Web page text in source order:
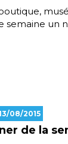
semaine un
08/2015
de la